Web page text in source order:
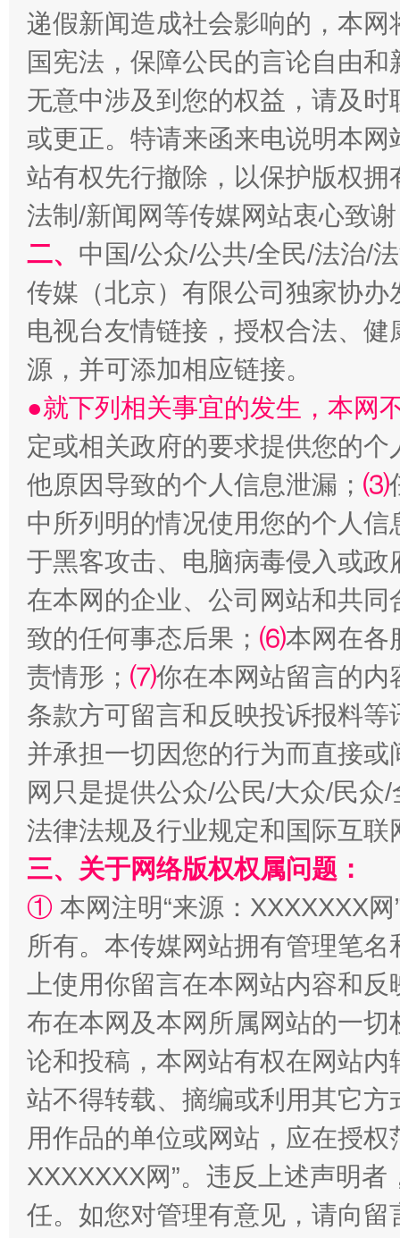
揭开“小金库”的免责幌子
受贿1.44亿！段成刚被判无期 从幼
全民健身五年计划来了！等你上场
国家大学科技园优化重塑工作
递假新闻造成社会影响的，本
国宪法，保障公民的言论自由
无意中涉及到您的权益，请及
或更正。特请来函来电说明本
站有权先行撤除，以保护版权
法制/新闻网等传媒网站衷心致
二、 中国/公众/公共/全民/法治/
传媒（北京）有限公司独家协
电视台友情链接，授权合法、
源，并可添加相应链接。
●就下列相关事宜的发生，本网
定或相关政府的要求提供您的个
他原因导致的个人信息泄漏； ⑶
中所列明的情况使用您的个人
于黑客攻击、电脑病毒侵入或
在本网的企业、公司网站和共
致的任何事态后果； ⑹本网在各
责情形； ⑺你在本网站留言的内
条款方可留言和反映投诉报料
并承担一切因您的行为而直接
网只是提供公众/公民/大众/民
法律法规及行业规定和国际互
三、关于网络版权权属问题：
① 本网注明“来源：XXXXXXX
所有。本传媒网站拥有管理笔
上使用你留言在本网站内容和
布在本网及本网所属网站的一
论和投稿，本网站有权在网站
站不得转载、摘编或利用其它
用作品的单位或网站，应在授
XXXXXXX网”。违反上述声明
任。如您对管理有意见，请向